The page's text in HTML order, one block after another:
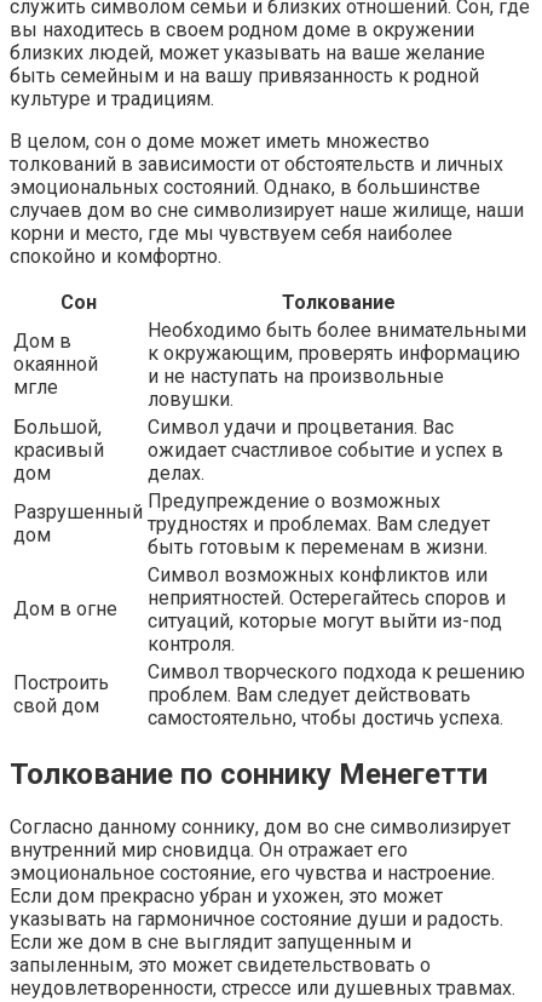
служить символом семьи и близких отношений. Сон, где
вы находитесь в своем родном доме в окружении
близких людей, может указывать на ваше желание
быть семейным и на вашу привязанность к родной
культуре и традициям.
В целом, сон о доме может иметь множество
толкований в зависимости от обстоятельств и личных
эмоциональных состояний. Однако, в большинстве
случаев дом во сне символизирует наше жилище, наши
корни и место, где мы чувствуем себя наиболее
спокойно и комфортно.
Сон
Толкование
Дом в
окаянной
мгле
Необходимо быть более внимательными
к окружающим, проверять информацию
и не наступать на произвольные
ловушки.
Большой,
красивый
дом
Символ удачи и процветания. Вас
ожидает счастливое событие и успех в
делах.
Разрушенный
дом
Предупреждение о возможных
трудностях и проблемах. Вам следует
быть готовым к переменам в жизни.
Дом в огне
Символ возможных конфликтов или
неприятностей. Остерегайтесь споров и
ситуаций, которые могут выйти из-под
контроля.
Построить
свой дом
Символ творческого подхода к решению
проблем. Вам следует действовать
самостоятельно, чтобы достичь успеха.
Толкование по соннику Менегетти
Согласно данному соннику, дом во сне символизирует
внутренний мир сновидца. Он отражает его
эмоциональное состояние, его чувства и настроение.
Если дом прекрасно убран и ухожен, это может
указывать на гармоничное состояние души и радость.
Если же дом в сне выглядит запущенным и
запыленным, это может свидетельствовать о
неудовлетворенности, стрессе или душевных травмах.